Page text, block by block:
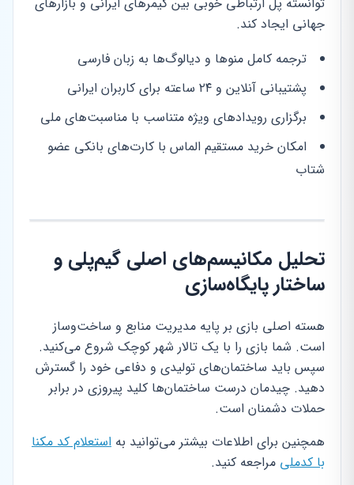
جهانی ایجاد کند.
ترجمه کامل منوها و دیالوگ‌ها به زبان فارسی
پشتیبانی آنلاین و ۲۴ ساعته برای کاربران ایرانی
برگزاری رویدادهای ویژه متناسب با مناسبت‌های ملی
امکان خرید مستقیم الماس با کارت‌های بانکی عضو
شتاب
تحلیل مکانیسم‌های اصلی گیم‌پلی و
ساختار پایگاه‌سازی
هسته اصلی بازی بر پایه مدیریت منابع و ساخت‌وساز
است. شما بازی را با یک تالار شهر کوچک شروع می‌کنید.
سپس باید ساختمان‌های تولیدی و دفاعی خود را گسترش
دهید. چیدمان درست ساختمان‌ها کلید پیروزی در برابر
حملات دشمنان است.
همچنین برای اطلاعات بیشتر می‌توانید به استعلام کد مکنا
با کدملی مراجعه کنید.